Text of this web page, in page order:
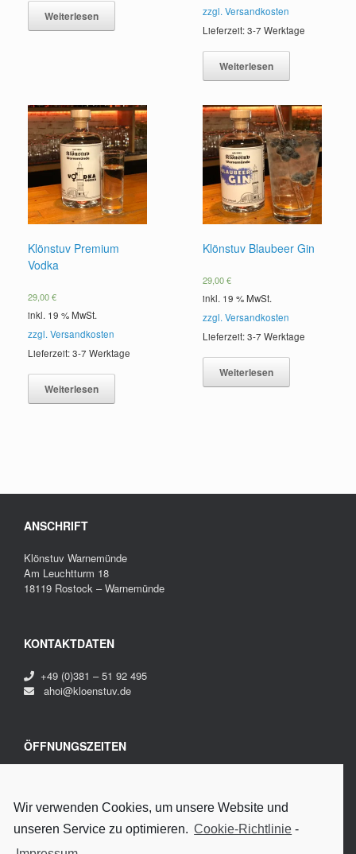
Wir verwenden Cookies, um unsere Website und
unseren Service zu optimieren. Cookie-Richtlinie -
Weiterlesen
zzgl. Versandkosten
Lieferzeit: 3-7 Werktage
Weiterlesen
Klönstuv Premium
Vodka
29,00€
inkl. 19 % MwSt.
zzgl. Versandkosten
Lieferzeit: 3-7 Werktage
Weiterlesen
Klönstuv Blaubeer Gin
29,00€
inkl. 19 % MwSt.
zzgl. Versandkosten
Lieferzeit: 3-7 Werktage
Weiterlesen
ANSCHRIFT
Klönstuv Warnemünde
Am Leuchtturm 18
18119 Rostock – Warnemünde
KONTAKTDATEN
+49 (0)381 – 51 92 495
ahoi@kloenstuv.de
ÖFFNUNGSZEITEN
Fr. + Sa. bis 06:00 Uhr